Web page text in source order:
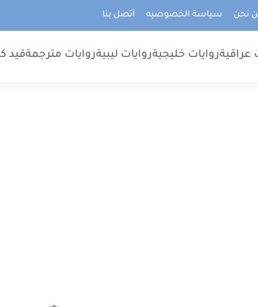
نحن سياسة الخصوصيه أتصل بنا
عراقيةروايات خليجيةروايات ليبيةروايات مترجمةقيد